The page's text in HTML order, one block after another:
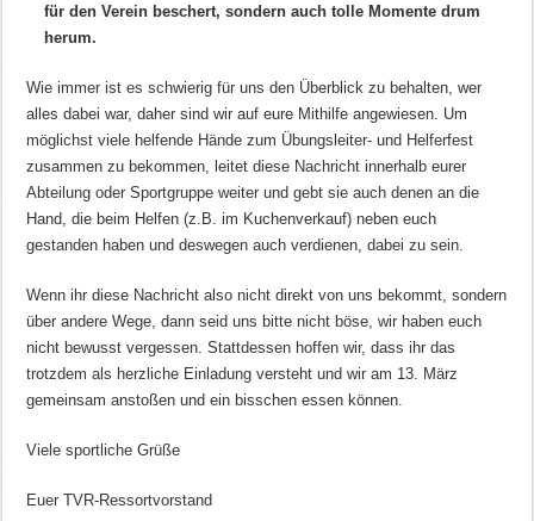
für den Verein beschert, sondern auch tolle Momente drum
herum.
Wie immer ist es schwierig für uns den Überblick zu behalten, wer
alles dabei war, daher sind wir auf eure Mithilfe angewiesen. Um
möglichst viele helfende Hände zum Übungsleiter- und Helferfest
zusammen zu bekommen, leitet diese Nachricht innerhalb eurer
Abteilung oder Sportgruppe weiter und gebt sie auch denen an die
Hand, die beim Helfen (z.B. im Kuchenverkauf) neben euch
gestanden haben und deswegen auch verdienen, dabei zu sein.
Wenn ihr diese Nachricht also nicht direkt von uns bekommt, sondern
über andere Wege, dann seid uns bitte nicht böse, wir haben euch
nicht bewusst vergessen. Stattdessen hoffen wir, dass ihr das
trotzdem als herzliche Einladung versteht und wir am 13. März
gemeinsam anstoßen und ein bisschen essen können.
Viele sportliche Grüße
Euer TVR-Ressortvorstand